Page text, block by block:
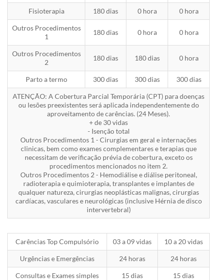
Fisioterapia 180 dias 0 hora 0 hora
Outros Procedimentos
1
180 dias 0 hora 0 hora
Outros Procedimentos
2
180 dias 180 dias 0 hora
Parto a termo 300 dias 300 dias 300 dias
ATENÇÃO: A Cobertura Parcial Temporária (CPT) para doenças
ou lesões preexistentes será aplicada independentemente do
aproveitamento de carências. (24 Meses).
+ de 30 vidas
- Isenção total
Outros Procedimentos 1 - Cirurgias em geral e internações
clinicas, bem como exames complementares e terapias que
necessitam de verificação prévia de cobertura, exceto os
procedimentos mencionados no item 2.
Outros Procedimentos 2 - Hemodiálise e diálise peritoneal,
radioterapia e quimioterapia, transplantes e implantes de
qualquer natureza, cirurgias neoplásticas malignas, cirurgias
cardíacas, vasculares e neurológicas (inclusive Hérnia de disco
intervertebral)
Carências Top Compulsório 03 a 09 vidas 10 a 20 vidas
Urgências e Emergências 24 horas 24 horas
Consultas e Exames simples 15 dias 15 dias